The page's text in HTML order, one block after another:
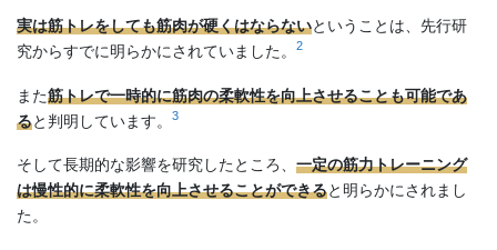
実は筋トレをしても筋肉が硬くはならないということは、先行研
究からすでに明らかにされていました。
2
また筋トレで一時的に筋肉の柔軟性を向上させることも可能であ
ると判明しています。 3
そして長期的な影響を研究したところ、 一定の筋力トレーニング
は慢性的に柔軟性を向上させることができると明らかにされまし
た。